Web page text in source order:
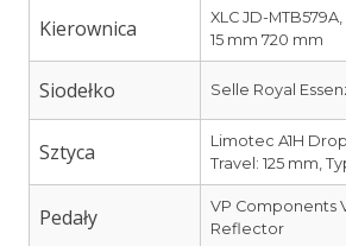
Kierownica
XLC JD-
15 mm 720 mm
Siodełko Selle Royal
Sztyca
Limotec A1H
Travel: 125 mm,
Pedały
VP Components
Reflector